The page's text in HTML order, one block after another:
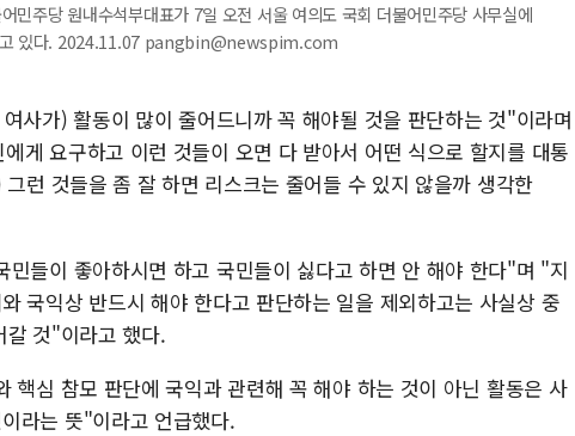
민주당 원내수석부대표가 7일 오전 서울 여의도 국회 더불어민주당 사무실에
고 있다. 2024.11.07 pangbin@newspim.com
사가) 활동이 많이 줄어드니까 꼭 해야될 것을 판단하는 것"이라며
게 요구하고 이런 것들이 오면 다 받아서 어떤 식으로 할지를 대통
런 것들을 좀 잘 하면 리스크는 줄어들 수 있지 않을까 생각한
들이 좋아하시면 하고 국민들이 싫다고 하면 안 해야 한다"며 "지
국익상 반드시 해야 한다고 판단하는 일을 제외하고는 사실상 중
갈 것"이라고 했다.
핵심 참모 판단에 국익과 관련해 꼭 해야 하는 것이 아닌 활동은 사
라는 뜻"이라고 언급했다.